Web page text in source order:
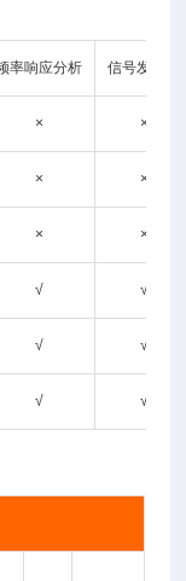
率响应分析 信号发生器
× ×
× ×
× ×
√ √
√ √
√ √